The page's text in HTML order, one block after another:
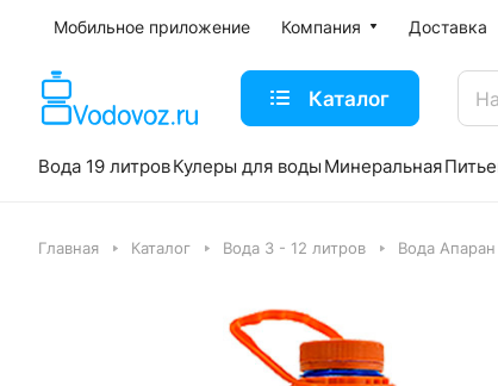
Мобильное приложение Компания Доставка
Каталог
Вода 19 литровКулеры для воды Минеральная
Главная Каталог Вода 3 - 12 литров Вода